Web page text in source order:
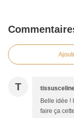
T
Belle idée !
faire ça